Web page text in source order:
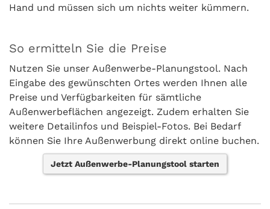
Hand und müssen sich um nichts weiter kümmern.
So ermitteln Sie die Preise
Nutzen Sie unser Außenwerbe-Planungstool. Nach
Eingabe des gewünschten Ortes werden Ihnen alle
Preise und Verfügbarkeiten für sämtliche
Außenwerbeflächen angezeigt. Zudem erhalten Sie
weitere Detailinfos und Beispiel-Fotos. Bei Bedarf
können Sie Ihre Außenwerbung direkt online buchen.
Jetzt Außenwerbe-Planungstool starten